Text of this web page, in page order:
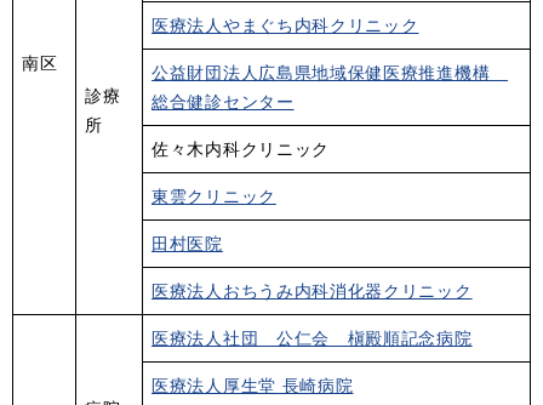
南区
診療
所
医療法人やまぐち内科クリニック
公益財団法人広島県地域保健医療推進機構
総合健診センター
佐々木内科クリニック
東雲クリニック
田村医院
医療法人おちうみ内科消化器クリニック
医療法人社団 公仁会 槇殿順記念病院
医療法人厚生堂 長崎病院